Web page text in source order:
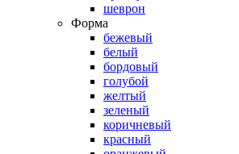
шеврон
Форма
бежевый
белый
бордовый
голубой
желтый
зеленый
коричневый
красный